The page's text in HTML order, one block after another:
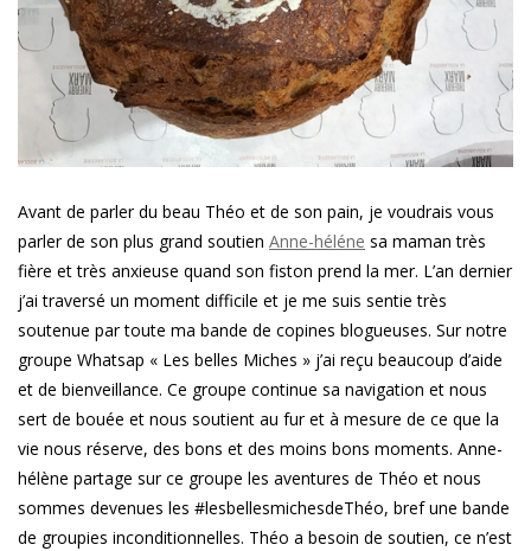
Avant de parler du beau Théo et de son pain, je voudrais vous
parler de son plus grand soutien Anne-héléne sa maman très
fière et très anxieuse quand son fiston prend la mer. L’an dernier
j’ai traversé un moment difficile et je me suis sentie très
soutenue par toute ma bande de copines blogueuses. Sur notre
groupe Whatsap « Les belles Miches » j’ai reçu beaucoup d’aide
et de bienveillance. Ce groupe continue sa navigation et nous
sert de bouée et nous soutient au fur et à mesure de ce que la
vie nous réserve, des bons et des moins bons moments. Anne-
hélène partage sur ce groupe les aventures de Théo et nous
sommes devenues les #lesbellesmichesdeThéo, bref une bande
de groupies inconditionnelles. Théo a besoin de soutien, ce n’est